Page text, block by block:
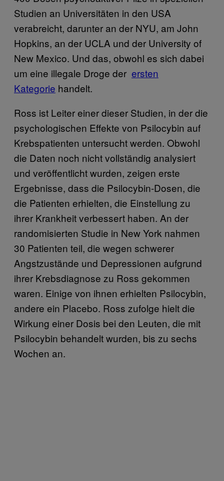
Studien an Universitäten in den USA
verabreicht, darunter an der NYU, am John
Hopkins, an der UCLA und der University of
New Mexico. Und das, obwohl es sich dabei
um eine illegale Droge der ​ersten
Kategorie handelt.
Ross ist Leiter einer dieser Studien, in der die
psychologischen Effekte von Psilocybin auf
Krebspatienten untersucht werden. Obwohl
die Daten noch nicht vollständig analysiert
und veröffentlicht wurden, zeigen erste
Ergebnisse, dass die Psilocybin-Dosen, die
die Patienten erhielten, die Einstellung zu
ihrer Krankheit verbessert haben. An der
randomisierten Studie in New York nahmen
30 Patienten teil, die wegen schwerer
Angstzustände und Depressionen aufgrund
ihrer Krebsdiagnose zu Ross gekommen
waren. Einige von ihnen erhielten Psilocybin,
andere ein Placebo. Ross zufolge hielt die
Wirkung einer Dosis bei den Leuten, die mit
Psilocybin behandelt wurden, bis zu sechs
Wochen an.